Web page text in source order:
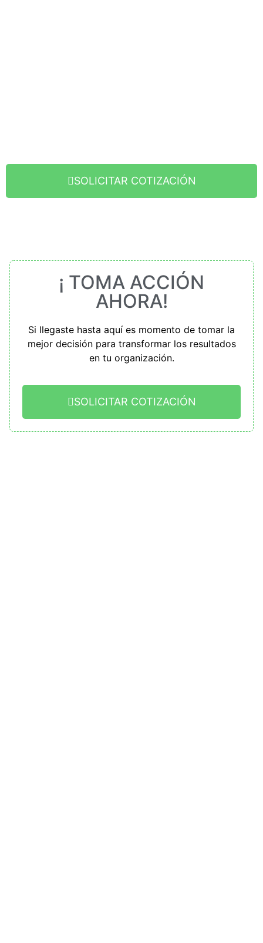
SOLICITAR COTIZACIÓN
¡ TOMA ACCIÓN
AHORA!
Si llegaste hasta aquí es momento de tomar la
mejor decisión para transformar los resultados
en tu organización.
SOLICITAR COTIZACIÓN